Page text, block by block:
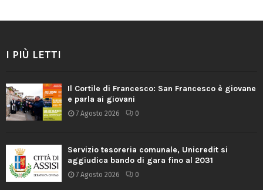
I PIÙ LETTI
Il Cortile di Francesco: San Francesco è giovane
e parla ai giovani
7 Agosto 2026 0
Servizio tesoreria comunale, Unicredit si
aggiudica bando di gara fino al 2031
7 Agosto 2026 0